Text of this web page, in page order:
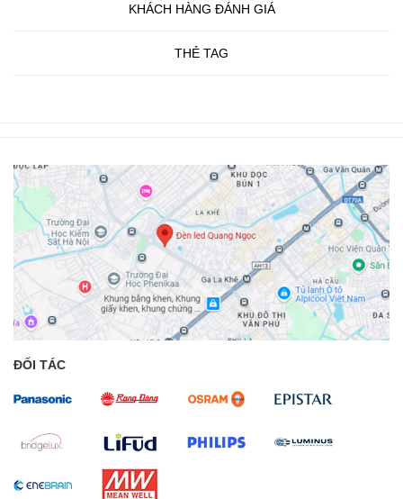
KHÁCH HÀNG ĐÁNH GIÁ
THẺ TAG
ĐỐI TÁC